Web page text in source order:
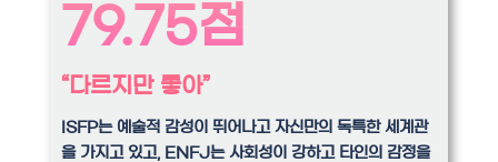
79.75점
“다르지만 좋아”
ISFP는 예술적 감성이 뛰어나고 자신만의 독특한 세계관
을 가지고 있고, ENFJ는 사회성이 강하고 타인의 감정을